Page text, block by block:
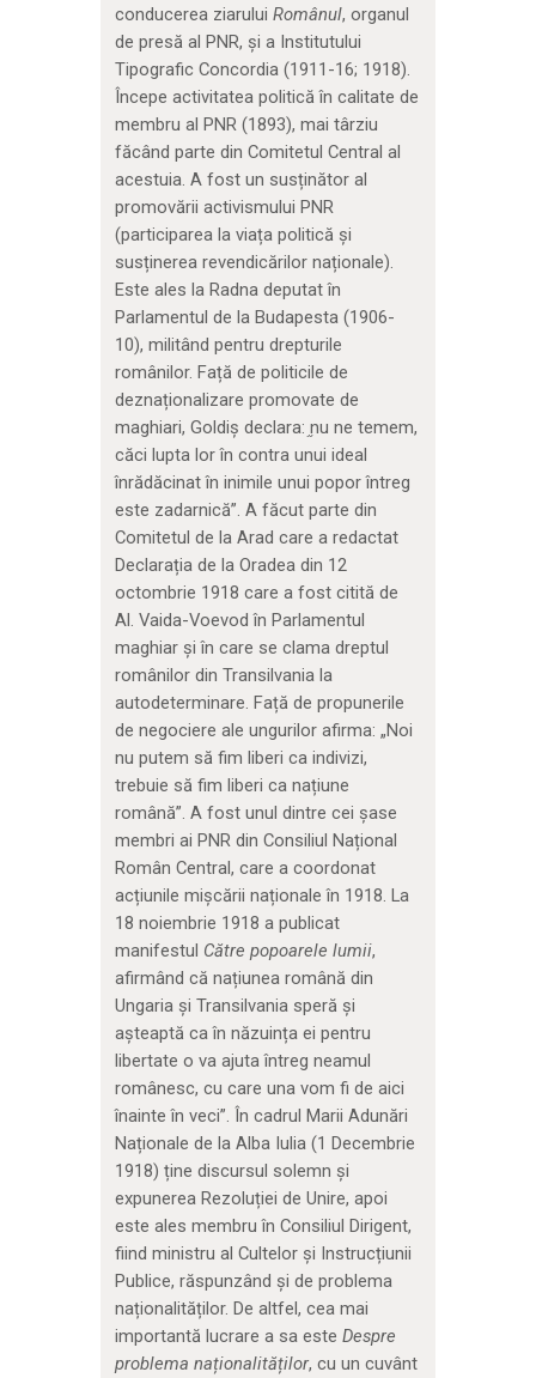
conducerea ziarului Românul, organul
de presă al PNR, și a Institutului
Tipografic Concordia (1911-16; 1918).
Începe activitatea politică în calitate de
membru al PNR (1893), mai târziu
făcând parte din Comitetul Central al
acestuia. A fost un susținător al
promovării activismului PNR
(participarea la viața politică și
susținerea revendicărilor naționale).
Este ales la Radna deputat în
Parlamentul de la Budapesta (1906-
10), militând pentru drepturile
românilor. Față de politicile de
deznaționalizare promovate de
maghiari, Goldiș declara: ֦nu ne temem,
căci lupta lor în contra unui ideal
înrădăcinat în inimile unui popor întreg
este zadarnică”. A făcut parte din
Comitetul de la Arad care a redactat
Declarația de la Oradea din 12
octombrie 1918 care a fost citită de
Al. Vaida-Voevod în Parlamentul
maghiar și în care se clama dreptul
românilor din Transilvania la
autodeterminare. Față de propunerile
de negociere ale ungurilor afirma: „Noi
nu putem să fim liberi ca indivizi,
trebuie să fim liberi ca națiune
română”. A fost unul dintre cei șase
membri ai PNR din Consiliul Național
Român Central, care a coordonat
acțiunile mișcării naționale în 1918. La
18 noiembrie 1918 a publicat
manifestul Către popoarele lumii,
afirmând că națiunea română din
Ungaria și Transilvania speră și
așteaptă ca în năzuința ei pentru
libertate o va ajuta întreg neamul
românesc, cu care una vom fi de aici
înainte în veci”. În cadrul Marii Adunări
Naționale de la Alba Iulia (1 Decembrie
1918) ține discursul solemn și
expunerea Rezoluției de Unire, apoi
este ales membru în Consiliul Dirigent,
fiind ministru al Cultelor și Instrucțiunii
Publice, răspunzând și de problema
naționalităților. De altfel, cea mai
importantă lucrare a sa este Despre
problema naționalităților, cu un cuvânt